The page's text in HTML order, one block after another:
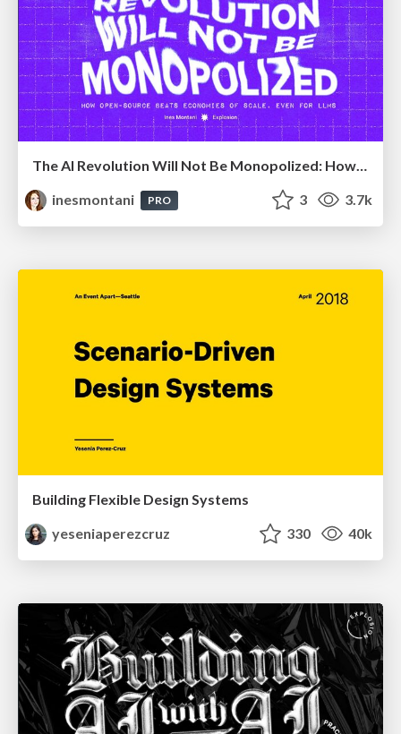
The AI Revolution Will Not Be Monopolized: How open-source beats economies of scale, even for LLMs
inesmontani
PRO 3 3.7k
Building Flexible Design Systems
yeseniaperezcruz
330 40k